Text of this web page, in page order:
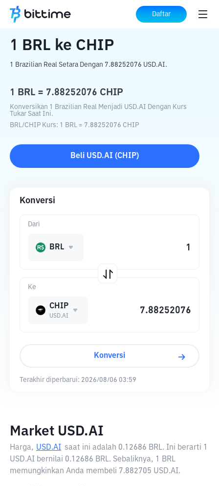
Daftar
Beranda Konverter Kripto ke CHIP
1 BRL ke CHIP
1 Brazilian Real Setara Dengan 7.88252076 USD.AI.
1 BRL = 7.88252076 CHIP
Konversikan 1 Brazilian Real Menjadi USD.AI Dengan Kurs
Tukar Saat Ini.
BRL/CHIP Kurs: 1 BRL = 7.88252076 CHIP
Beli USD.AI (CHIP)
Konversi
Ke
CHIP
USD.AI
Dari
BRL
Konversi
Terakhir diperbarui: 2026/08/06 03:59
Market USD.AI
Harga, USD.AI saat ini adalah 0.12686 BRL. Ini berarti 1
USD.AI bernilai 0.12686 BRL. Sebaliknya, 1 BRL
memungkinkan Anda membeli 7.882705 USD.AI.